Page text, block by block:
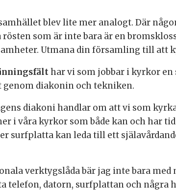
blev lite mer analogt. Där
som är inte bara är en
Utmana din församling till att
har vi som jobbar i kyrkor
genom diakonin och tekniken.
diakoni handlar om att vi som
i våra kyrkor som både kan och har
surfplatta kan leda till ett
verktygslåda bär jag inte bara
telefon, datorn, surfplattan och några